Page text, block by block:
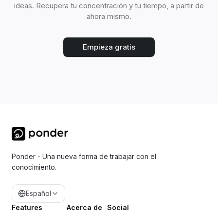
ideas. Recupera tu concentración y tu tiempo, a partir de
ahora mismo.
Empieza gratis
Ponder - Una nueva forma de trabajar con el
conocimiento.
Español
Features
Acerca de Social